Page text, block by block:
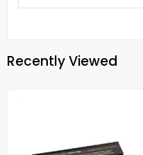
Recently Viewed